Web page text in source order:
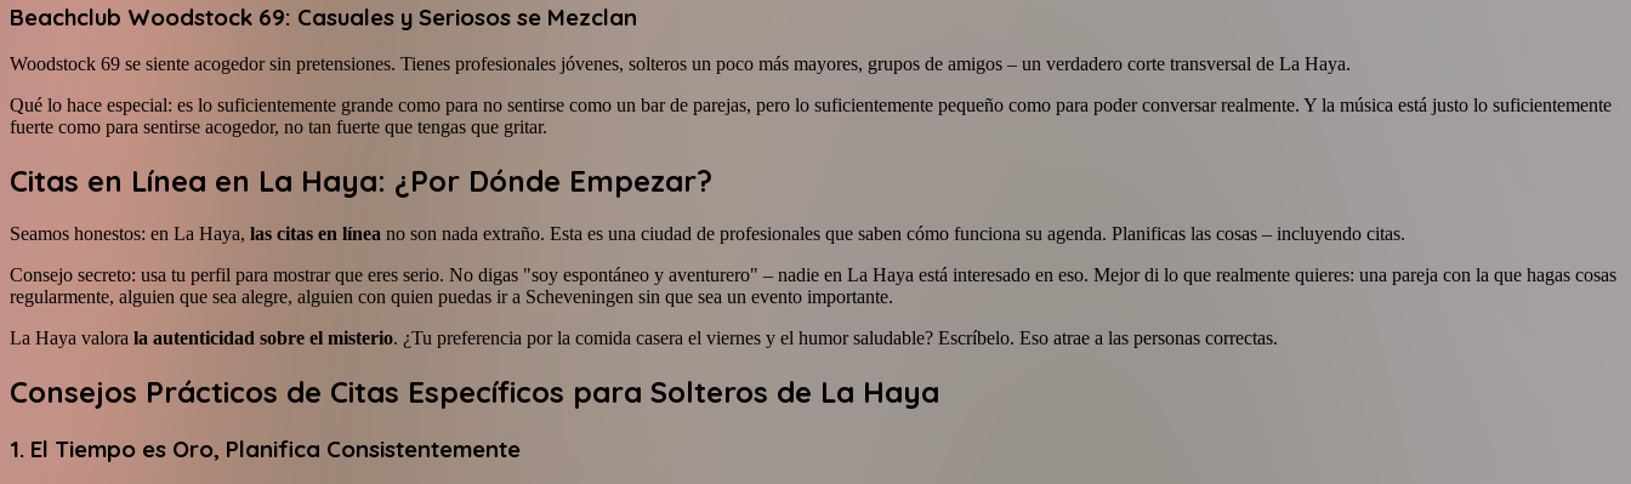
Beachclub Woodstock 69: Casuales y Seriosos se Mezclan
Woodstock 69 se siente acogedor sin pretensiones. Tienes profesionales jóvenes, solteros un poco más mayores, grupos de amigos – un verdadero corte transversal de La Haya.
Qué lo hace especial: es lo suficientemente grande como para no sentirse como un bar de parejas, pero lo suficientemente pequeño como para poder conversar realmente. Y la música está justo lo suficientemente
fuerte como para sentirse acogedor, no tan fuerte que tengas que gritar.
Citas en Línea en La Haya: ¿Por Dónde Empezar?
Seamos honestos: en La Haya, las citas en línea no son nada extraño. Esta es una ciudad de profesionales que saben cómo funciona su agenda. Planificas las cosas – incluyendo citas.
Consejo secreto: usa tu perfil para mostrar que eres serio. No digas "soy espontáneo y aventurero" – nadie en La Haya está interesado en eso. Mejor di lo que realmente quieres: una pareja con la que hagas cosas
regularmente, alguien que sea alegre, alguien con quien puedas ir a Scheveningen sin que sea un evento importante.
La Haya valora la autenticidad sobre el misterio. ¿Tu preferencia por la comida casera el viernes y el humor saludable? Escríbelo. Eso atrae a las personas correctas.
Consejos Prácticos de Citas Específicos para Solteros de La Haya
1. El Tiempo es Oro, Planifica Consistentemente